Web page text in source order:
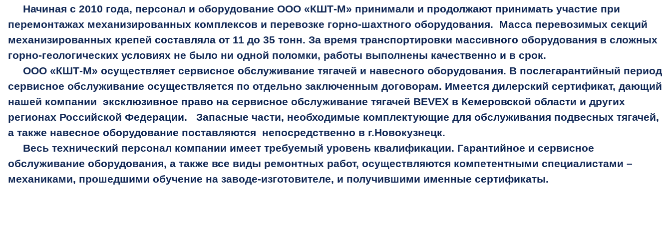
Начиная с 2010 года, персонал и оборудование ООО «КШТ-М» принимали и продолжают принимать участие при
перемонтажах механизированных комплексов и перевозке горно-шахтного оборудования. Масса перевозимых секций
механизированных крепей составляла от 11 до 35 тонн. За время транспортировки массивного оборудования в сложных
горно-геологических условиях не было ни одной поломки, работы выполнены качественно и в срок.
ООО «КШТ-М» осуществляет сервисное обслуживание тягачей и навесного оборудования. В послегарантийный период
сервисное обслуживание осуществляется по отдельно заключенным договорам. Имеется дилерский сертификат, дающий
нашей компании эксклюзивное право на сервисное обслуживание тягачей BEVEX в Кемеровской области и других
регионах Российской Федерации. Запасные части, необходимые комплектующие для обслуживания подвесных тягачей,
а также навесное оборудование поставляются непосредственно в г.Новокузнецк.
Весь технический персонал компании имеет требуемый уровень квалификации. Гарантийное и сервисное
обслуживание оборудования, а также все виды ремонтных работ, осуществляются компетентными специалистами –
механиками, прошедшими обучение на заводе-изготовителе, и получившими именные сертификаты.